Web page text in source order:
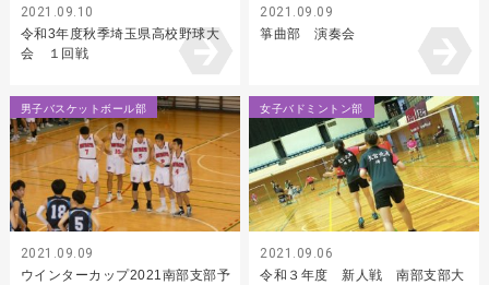
2021.09.10
令和3年度秋季埼玉県高校野球大
会 １回戦
2021.09.09
箏曲部 演奏会
男子バスケットボール部
2021.09.09
ウインターカップ2021南部支部予
女子バドミントン部
2021.09.06
令和３年度 新人戦 南部支部大